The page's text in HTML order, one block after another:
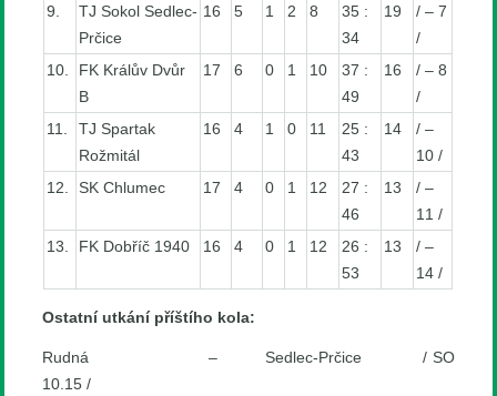
9.
TJ Sokol Sedlec-
Prčice
16 5 1 2 8
35 :
34
19
/ – 7
/
10.
FK Králův Dvůr
B
17 6 0 1 10
37 :
49
16
/ – 8
/
11.
TJ Spartak
Rožmitál
16 4 1 0 11
25 :
43
14
/ –
10 /
12.
SK Chlumec 17 4 0 1 12
27 :
46
13
/ –
11 /
13.
FK Dobříč 1940 16 4 0 1 12
26 :
53
13
/ –
14 /
Ostatní utkání příštího kola:
Rudná – Sedlec-Prčice / SO
10.15 /